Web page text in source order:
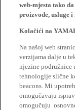
web-mjesta tako
proizvode, usluge
Kolačići na
Na našoj web
verzijama dalje u
njezine
tehnologije slične
beacons. Mi
omogučavaju
omogučuju